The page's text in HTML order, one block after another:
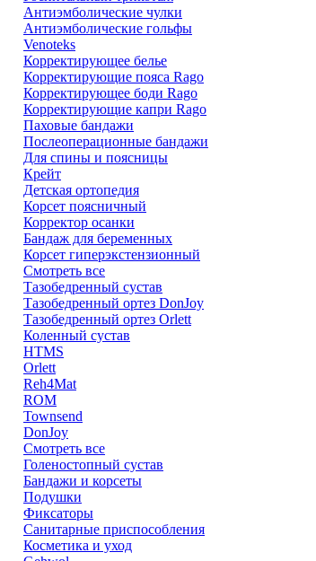
Антиэмболические чулки
Антиэмболические гольфы
Venoteks
Корректирующее белье
Корректирующие пояса Rago
Корректирующее боди Rago
Корректирующие капри Rago
Паховые бандажи
Послеоперационные бандажи
Для спины и поясницы
Крейт
Детская ортопедия
Корсет поясничный
Корректор осанки
Бандаж для беременных
Корсет гиперэкстензионный
Смотреть все
Тазобедренный сустав
Тазобедренный ортез DonJoy
Тазобедренный ортез Orlett
Коленный сустав
HTMS
Orlett
Reh4Mat
ROM
Townsend
DonJoy
Смотреть все
Голеностопный сустав
Бандажи и корсеты
Подушки
Фиксаторы
Санитарные приспособления
Косметика и уход